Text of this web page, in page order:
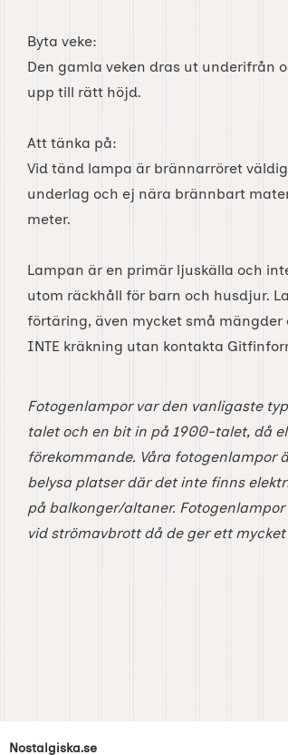
Byta veke:
Den gamla veken dras ut underifrån
upp till rätt höjd.
Att tänka på:
Vid tänd lampa är brännarröret
underlag och ej nära brännbart
meter.
Lampan är en primär ljuskälla och
utom räckhåll för barn och husdjur.
förtäring, även mycket små
INTE kräkning utan kontakta
Fotogenlampor var den vanligaste
talet och en bit in på 1900-talet, då
förekommande. Våra
belysa platser där det inte finns
på balkonger/altaner.
vid strömavbrott då de ger ett
Sidfot Blandad info och
Nostalgiska.se